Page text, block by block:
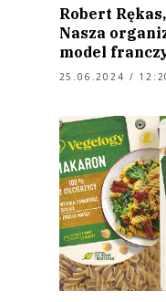
Robert
Nasza
model
25.06.2024 /